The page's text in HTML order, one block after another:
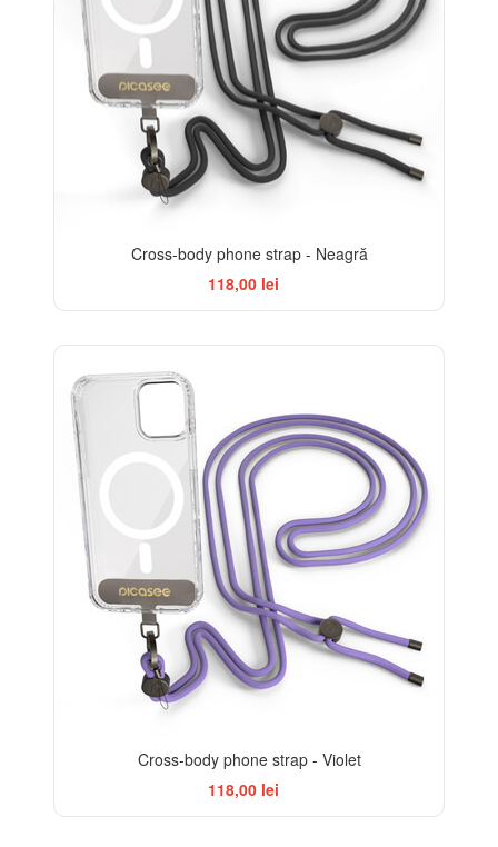
Cross-body phone strap - Neagră
118,00 lei
Cross-body phone strap - Violet
118,00 lei